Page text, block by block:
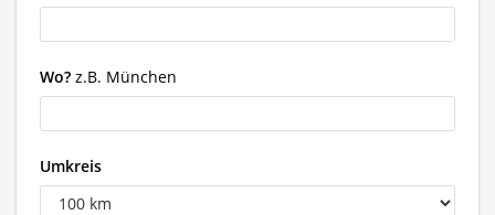
Wo? z.B. München
Umkreis